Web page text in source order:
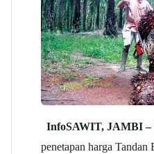
InfoSAWIT, JAMBI –
penetapan harga